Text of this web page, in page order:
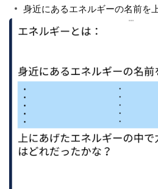
身近にあるエネルギーの名前を